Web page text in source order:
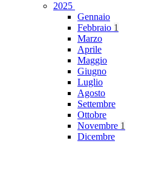
2025
Gennaio
Febbraio 1
Marzo
Aprile
Maggio
Giugno
Luglio
Agosto
Settembre
Ottobre
Novembre 1
Dicembre